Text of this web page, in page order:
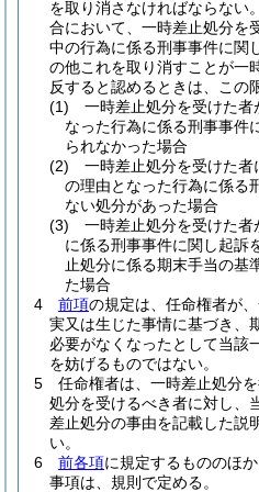
を取り消さなければならない。
合において、一時差止処分を
中の行為に係る刑事事件に関
の他これを取り消すことが一
反すると認めるときは、この
(1)
一時差止処分を受けた者
なった行為に係る刑事事件
られなかった場合
(2)
一時差止処分を受けた
の理由となった行為に係る
ない処分があった場合
(3)
一時差止処分を受けた
に係る刑事事件に関し起訴
止処分に係る期末手当の基
た場合
4
前項の規定は、任命権者が
実又は生じた事情に基づき、
必要がなくなったとして当該
を妨げるものではない。
5
任命権者は、一時差止処分
処分を受けるべき者に対し、
差止処分の事由を記載した説
い。
6
前各項に規定するもののほ
事項は、規則で定める。